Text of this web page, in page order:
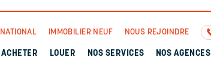
IMMOBILIER NEUF NOUS REJOINDRE
ACHETER LOUER NOS SERVICES NOS AGENCES